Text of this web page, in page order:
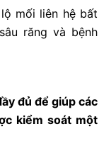
mối liên hệ bất
răng và bệnh
đủ để giúp các
kiểm soát một